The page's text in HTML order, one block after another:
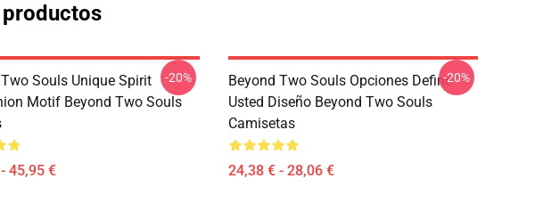
Souls Unique Spirit
Motif Beyond Two Souls
45,95 €
-20%
Beyond Two Souls Opciones Define
Usted Diseño Beyond Two Souls
Camisetas
24,38 € - 28,06 €
-20%